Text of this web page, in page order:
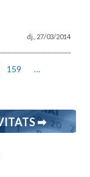
dj., 27/03/2014
159
…
➡